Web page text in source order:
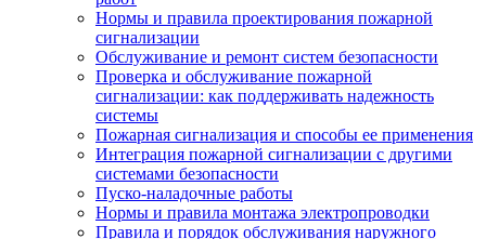
Нормы и правила проектирования пожарной
сигнализации
Обслуживание и ремонт систем безопасности
Проверка и обслуживание пожарной
сигнализации: как поддерживать надежность
системы
Пожарная сигнализация и способы ее применения
Интеграция пожарной сигнализации с другими
системами безопасности
Пуско-наладочные работы
Нормы и правила монтажа электропроводки
Правила и порядок обслуживания наружного